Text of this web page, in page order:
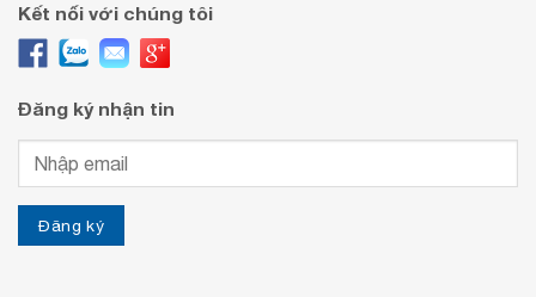
Kết nối với chúng tôi
Đăng ký nhận tin